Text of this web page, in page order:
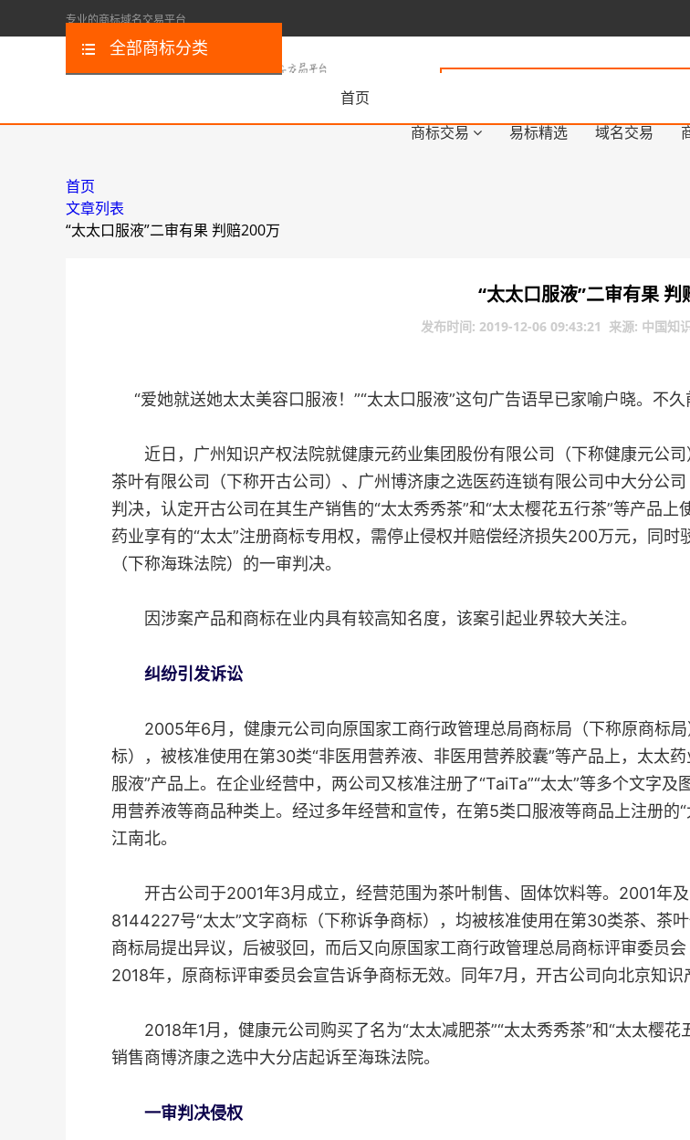
专业的商标域名交易平台
首页
商标交易
易标精选 域名交易
全部商标分类
首页
文章列表
“太太口服液”二审有果 判赔200万
“太太口服液”二审有果 判
发布时间: 2019-12-06 09:43:21 来源: 中国知
“爱她就送她太太美容口服液！”“太太口服液”这句广告语早已家喻户晓。不久
近日，广州知识产权法院就健康元药业集团股份有限公司（下称健康元公司
茶叶有限公司（下称开古公司）、广州博济康之选医药连锁有限公司中大分公
判决，认定开古公司在其生产销售的“太太秀秀茶”和“太太樱花五行茶”等产品
药业享有的“太太”注册商标专用权，需停止侵权并赔偿经济损失200万元，同
（下称海珠法院）的一审判决。
因涉案产品和商标在业内具有较高知名度，该案引起业界较大关注。
纠纷引发诉讼
2005年6月，健康元公司向原国家工商行政管理总局商标局（下称原商标局
标），被核准使用在第30类“非医用营养液、非医用营养胶囊”等产品上，太太
服液”产品上。在企业经营中，两公司又核准注册了“TaiTa”“太太”等多个文字
用营养液等商品种类上。经过多年经营和宣传，在第5类口服液等商品上注册的
江南北。
开古公司于2001年3月成立，经营范围为茶叶制售、固体饮料等。2001年及
8144227号“太太”文字商标（下称诉争商标），均被核准使用在第30类茶、茶
商标局提出异议，后被驳回，而后又向原国家工商行政管理总局商标评审委员
2018年，原商标评审委员会宣告诉争商标无效。同年7月，开古公司向北京知识
2018年1月，健康元公司购买了名为“太太减肥茶”“太太秀秀茶”和“太太樱花
销售商博济康之选中大分店起诉至海珠法院。
一审判决侵权